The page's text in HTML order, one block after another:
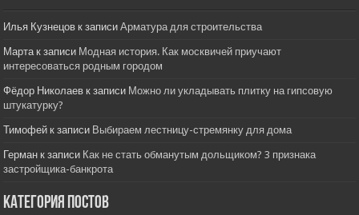
Илья Кузнецов к записиАрматура для строительства
Мартак записи Модная история. Как москвичей приучают
интересоваться родным городом
Фёдор Николаев к записи Можно ли укладывать плитку на гипсовую
штукатурку?
Тимофей к записи Выбираем лестницу-стремянку для дома
Герман к записи Как не стать обманутым дольщиком? 3 признака
застройщика-банкрота
Категория постов